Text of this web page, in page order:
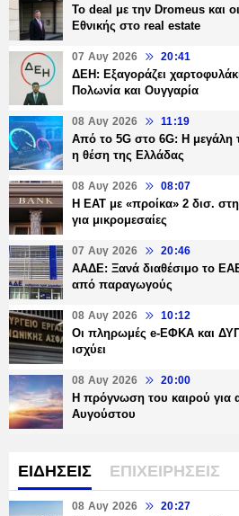
Το deal με την Dromeus και
Εθνικής στο real estate
07 Αυγ 2026 20:41
ΔΕΗ: Εξαγοράζει
Πολωνία και Ουγγαρία
08 Αυγ 2026 11:19
Από το 5G στο 6G: Η μεγάλη
η θέση της Ελλάδας
08 Αυγ 2026 08:07
Η ΕΑΤ με «προίκα» 2 δισ.
για μικρομεσαίες
07 Αυγ 2026 20:46
ΑΑΔΕ: Ξανά διαθέσιμο το
από παραγωγούς
08 Αυγ 2026 10:12
Οι πληρωμές e-ΕΦΚΑ και
ισχύει
08 Αυγ 2026 20:00
Η πρόγνωση του καιρού για
Αυγούστου
ΕΙΔΗΣΕΙΣ ΕΠΙΧΕΙΡΗΣΕΙΣ
08 Αυγ 2026 20:27